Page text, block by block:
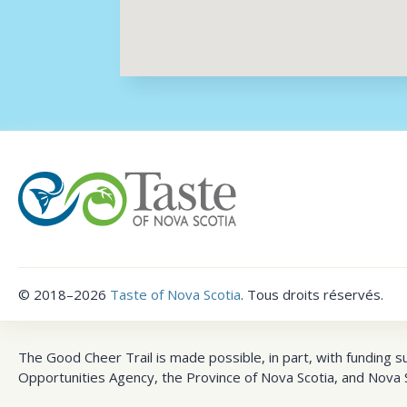
© 2018–2026 Taste of Nova Scotia. Tous droits réservés.
The Good Cheer Trail is made possible, in part, with funding
Opportunities Agency, the Province of Nova Scotia, and Nova